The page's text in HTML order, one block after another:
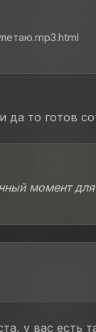
да то готов
момент
у вас есть